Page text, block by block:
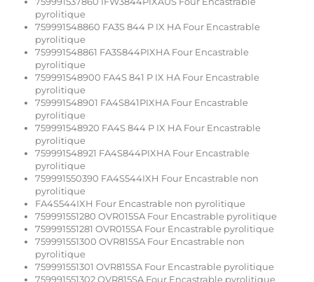
pyrolitique
759991548860 FA3S 844 P IX HA Four Encastrable
pyrolitique
759991548861 FA3S844PIXHA Four Encastrable
pyrolitique
759991548900 FA4S 841 P IX HA Four Encastrable
pyrolitique
759991548901 FA4S841PIXHA Four Encastrable
pyrolitique
759991548920 FA4S 844 P IX HA Four Encastrable
pyrolitique
759991548921 FA4S844PIXHA Four Encastrable
pyrolitique
759991550390 FA4S544IXH Four Encastrable non
pyrolitique
FA4S544IXH Four Encastrable non pyrolitique
759991551280 OVR015SA Four Encastrable pyrolitique
759991551281 OVR015SA Four Encastrable pyrolitique
759991551300 OVR815SA Four Encastrable non
pyrolitique
759991551301 OVR815SA Four Encastrable pyrolitique
759991551302 OVR815SA Four Encastrable pyrolitique